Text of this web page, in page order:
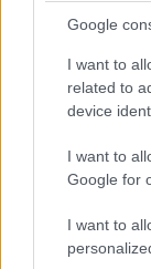
Google
I want to
related to
device
I want to
Google for
I want to